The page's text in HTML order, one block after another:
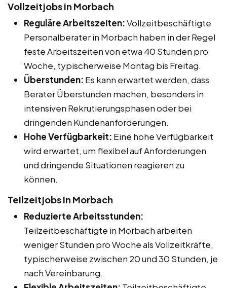
Vollzeitjobs in Morbach
Reguläre Arbeitszeiten:Vollzeitbeschäftigte
Personalberater in Morbach haben in der Regel
feste Arbeitszeiten von etwa 40 Stunden pro
Woche, typischerweise Montag bis Freitag.
Überstunden: Es kann erwartet werden, dass
Berater Überstunden machen, besonders in
intensiven Rekrutierungsphasen oder bei
dringenden Kundenanforderungen.
Hohe Verfügbarkeit: Eine hohe Verfügbarkeit
wird erwartet, um flexibel auf Anforderungen
und dringende Situationen reagieren zu
können.
Teilzeitjobs in Morbach
Reduzierte Arbeitsstunden:
Teilzeitbeschäftigte in Morbach arbeiten
weniger Stunden pro Woche als Vollzeitkräfte,
typischerweise zwischen 20 und 30 Stunden, je
nach Vereinbarung.